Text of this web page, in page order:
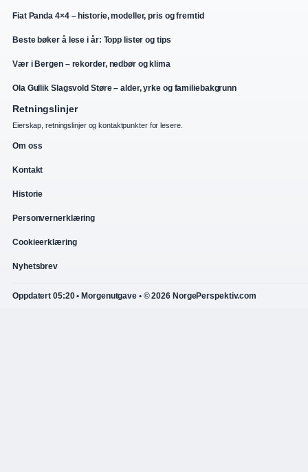
Fiat Panda 4×4 – historie, modeller, pris og fremtid
Beste bøker å lese i år: Topp lister og tips
Vær i Bergen – rekorder, nedbør og klima
Ola Gullik Slagsvold Støre – alder, yrke og familiebakgrunn
Retningslinjer
Eierskap, retningslinjer og kontaktpunkter for lesere.
Om oss
Kontakt
Historie
Personvernerklæring
Cookieerklæring
Nyhetsbrev
Oppdatert 05:20 • Morgenutgave • © 2026 NorgePerspektiv.com